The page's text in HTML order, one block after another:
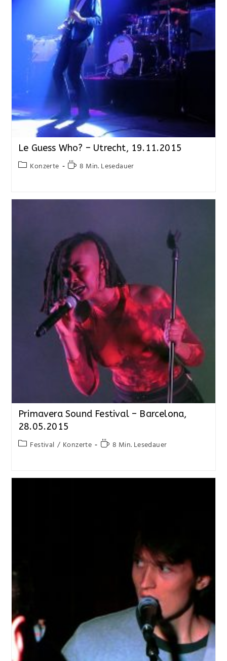
Le Guess Who? – Utrecht, 19.11.2015
Konzerte 8 Min. Lesedauer
Primavera Sound Festival – Barcelona,
28.05.2015
Festival / Konzerte 8 Min. Lesedauer